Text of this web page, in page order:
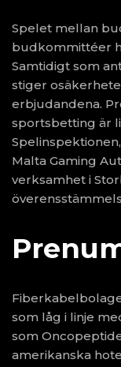
Spelet mellan
budkommittéer
Samtidigt som
stiger
erbjudandena.
sportsbetting är
Malta Gaming
verksamhet i
som låg i linje
som
amerikanska